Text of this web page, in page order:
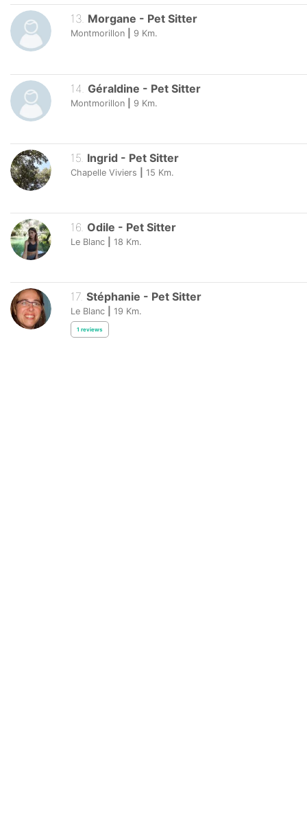
13. Morgane - Pet Sitter
Montmorillon 9 Km.
14 Géraldine - Pet Sitter
Montmorillon 9 Km.
15 Ingrid - Pet Sitter
Chapelle Viviers 15 Km.
16 Odile - Pet Sitter
Le Blanc 18 Km.
17. Stéphanie - Pet Sitter
Le Blanc 19 Km.
1 reviews